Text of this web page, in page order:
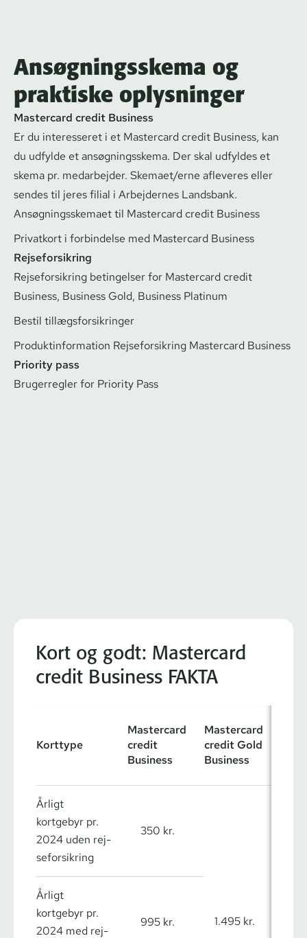
Ansøgningsskema og
praktiske oplysninger
Mastercard credit Business
Er du interesseret i et Mastercard credit Business, kan
du udfylde et an­søg­nings­ske­ma. Der skal udfyldes et
skema pr. medarbejder. Skemaet/erne afleveres eller
sendes til jeres filial i Arbejdernes Landsbank.​
An­søg­nings­ske­ma­et til Mastercard credit Business
Privatkort i forbindelse med Mastercard Business
Rej­se­for­sik­ring
Rej­se­for­sik­ring betingelserfor Mastercard credit
Business, Business Gold, Business Platinum
Bestil til­lægs­for­sik­rin­ger
Pro­duk­t­in­for­ma­tion Rej­se­for­sik­ring Mastercard Business
Priority pass
Brugerregler for Priority Pass
Kort og godt: Mastercard
credit Business FAKTA
Korttype
Mastercard
credit
Business
Mastercard
credit Gold
Business
Årligt
kortgebyr pr.
2024 uden rej­
se­for­sik­ring
350 kr.
Årligt
kortgebyr pr.
2024 med rej­
995 kr. 1.495 kr.